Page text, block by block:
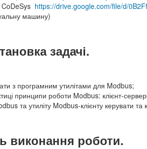
CoDeSys https://drive.google.com/file/d/
машину)
задачі.
з програмним утилітами для Modbus;
принципи роботи Modbus: клієнт-
та утиліту Modbus-клієнту керувати та
виконання роботи.